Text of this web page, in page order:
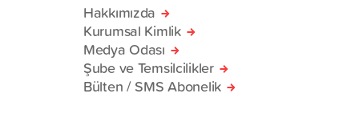
Hakkımızda
Kurumsal Kimlik
Medya Odası
Şube ve Temsilcilikler
Bülten / SMS Abonelik